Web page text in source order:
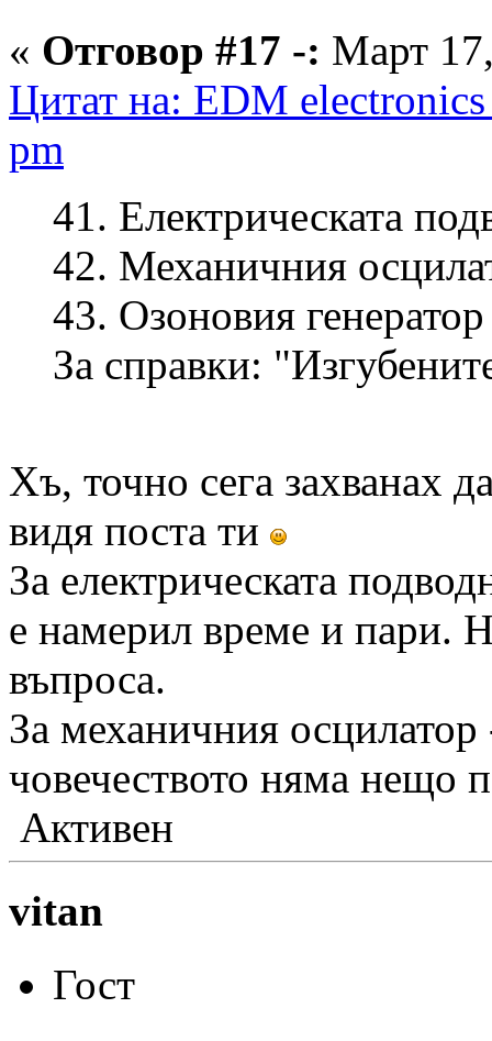
« Отговор #17 -: Март
Цитат на: EDM
pm
41. Електрическата
42. Механичния
43. Озоновия генератор
За справки:
Хъ, точно сега захванах
видя поста ти
За електрическата
е намерил време и пари.
въпроса.
За механичния
човечеството няма нещо
Активен
vitan
Гост